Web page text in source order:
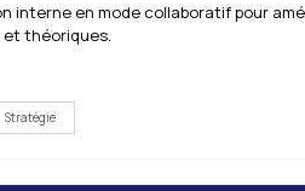
interne en mode collaboratif pour
théoriques.
Stratégie